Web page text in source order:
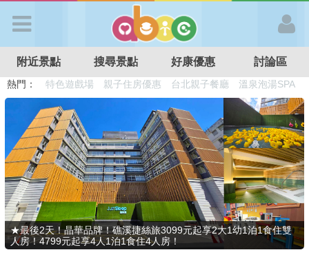
APP登入
首 頁
搜尋景點
好康優惠
最新消息
附近景點 搜尋景點 好康優惠 討論區
熱門： 溜滑梯民宿 觀光工廠 DIY摘果
日本親子景點
特色遊戲場
親子住房優惠 台北親子餐廳 溫泉泡湯SPA
★最後2天！晶華品牌！礁溪捷絲旅3099元起享2大1幼1泊1食住雙
人房！4799元起享4人1泊1食住4人房！